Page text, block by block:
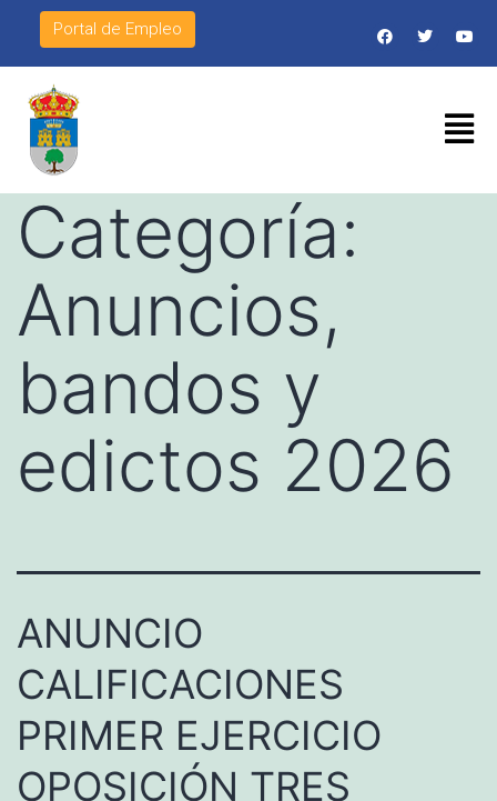
Portal de Empleo
Categoría:
Anuncios,
bandos y
edictos 2026
ANUNCIO
CALIFICACIONES
PRIMER EJERCICIO
OPOSICIÓN TRES